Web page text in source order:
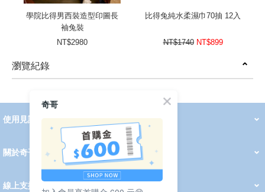
學院比得男西裝造型印圖長
袖兔裝
NT$2980
比得兔純水柔濕巾70抽 12入
NT$1740 NT$899
瀏覽紀錄
prev
next
使用見證 線上DM
2026 PADDINGTON 春夏服飾
2026 Peter Rabbit 春夏服飾
2026 CHIC BASICS春夏服飾
2026 Chic“a”Bon 派對禮服系列
2026 Chic“a”Bon 春夏服飾
媽咪購物指南
關於奇哥
奇哥的故事
育兒資訊站
會員中心
會員權益說明
我的帳戶
訂單查詢
紅利點數
修改會員資料
活動報名
線上支援
奇哥